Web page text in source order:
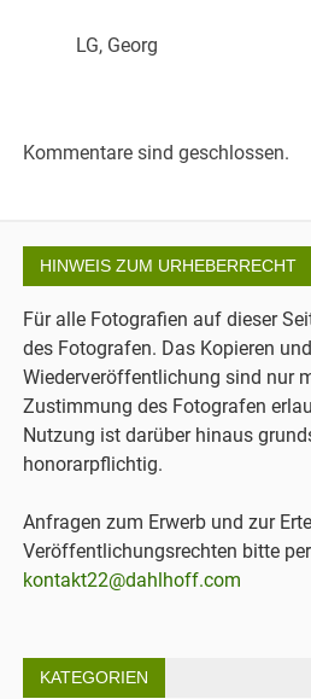
LG, Georg
Kommentare sind geschlossen.
HINWEIS ZUM URHEBERRECHT
Für alle Fotografien auf dieser
des Fotografen. Das Kopieren
Wiederveröffentlichung sind nur
Zustimmung des Fotografen
Nutzung ist darüber hinaus
honorarpflichtig.
Anfragen zum Erwerb und zur
Veröffentlichungsrechten bitte
kontakt22@dahlhoff.com
KATEGORIEN